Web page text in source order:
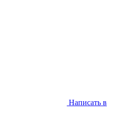
Написать в